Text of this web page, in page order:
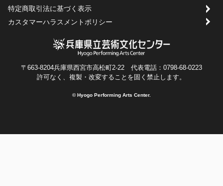
特定商取引法に基づく表示
カスタマーハラスメントポリシー
〒663-8204兵庫県西宮市高松町2-22 代表電話：0798-68-0223
許可なく、複製・改変することを固く禁止します。
© Hyogo Performing Arts Center.